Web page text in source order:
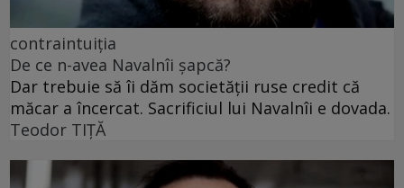
contraintuiția
De ce n-avea Navalnîi șapcă?
Dar trebuie să îi dăm societății ruse credit că
măcar a încercat. Sacrificiul lui Navalnîi e dovada.
Teodor TIŢĂ